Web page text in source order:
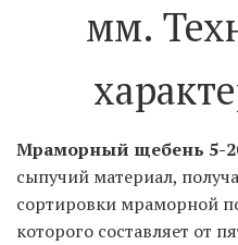
мм.
Мраморный щебень 5-
сыпучий материал,
сортировки мраморной
которого составляет от